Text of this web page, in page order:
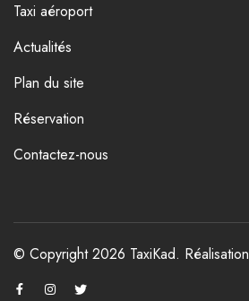
Taxi aéroport
Actualités
Plan du site
Réservation
Contactez-nous
© Copyright 2026 TaxiKad. Réalisation